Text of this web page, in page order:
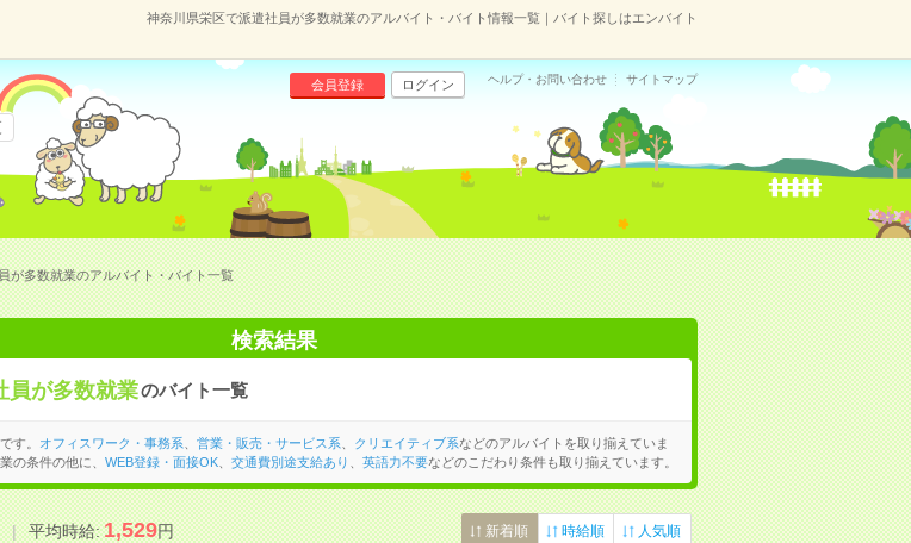
神奈川県栄区で派遣社員が多数就業のアルバイト・バイト情報一覧｜バイト探しはエンバイト
会員登録 ログイン ヘルプ・お問い合わせ サイトマップ
が多数就業のアルバイト・バイト一覧
検索結果
員が多数就業のバイト一覧
す。 オフィスワーク・事務系 営業・販売・サービス系 クリエイティブ系などのアルバイトを取り揃えていま
の条件の他に、 WEB登録・面接OK、 交通費別途支給あり 英語力不要などのこだわり条件も取り揃えています。
平均時給:1,529円 新着順 時給順 人気順